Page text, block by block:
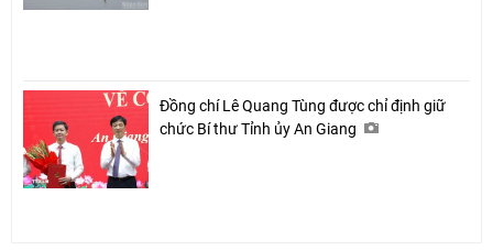
Đồng chí Lê Quang Tùng được chỉ định giữ
chức Bí thư Tỉnh ủy An Giang